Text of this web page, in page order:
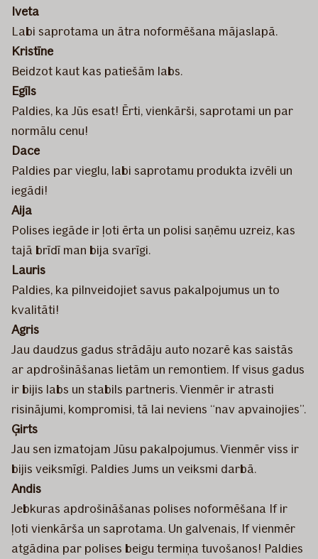
Iveta
Labi saprotama un ātra noformēšana mājaslapā.
Kristīne
Beidzot kaut kas patiešām labs.
Egīls
Paldies, ka Jūs esat! Ērti, vienkārši, saprotami un par
normālu cenu!
Dace
Paldies par vieglu, labi saprotamu produkta izvēli un
iegādi!
Aija
Polises iegāde ir ļoti ērta un polisi saņēmu uzreiz, kas
tajā brīdī man bija svarīgi.
Lauris
Paldies, ka pilnveidojiet savus pakalpojumus un to
kvalitāti!
Agris
Jau daudzus gadus strādāju auto nozarē kas saistās
ar apdrošināšanas lietām un remontiem. If visus gadus
ir bijis labs un stabils partneris. Vienmēr ir atrasti
risinājumi, kompromisi, tā lai neviens “nav apvainojies”.
Ģirts
Jau sen izmatojam Jūsu pakalpojumus. Vienmēr viss ir
bijis veiksmīgi. Paldies Jums un veiksmi darbā.
Andis
Jebkuras apdrošināšanas polises noformēšana If ir
ļoti vienkārša un saprotama. Un galvenais, If vienmēr
atgādina par polises beigu termiņa tuvošanos! Paldies